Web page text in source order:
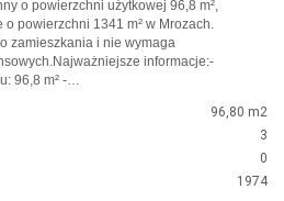
o powierzchni użytkowej 96,8 m²,
powierzchni 1341 m² w Mrozach.
zamieszkania i nie wymaga
informacje:-
96,8 m² -…
96,80 m2
3
0
1974